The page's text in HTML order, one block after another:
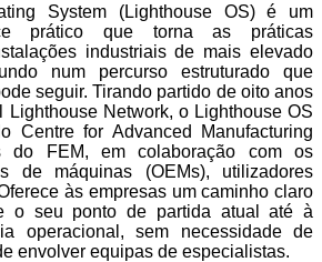
System (Lighthouse OS) é um
prático que torna as práticas
industriais de mais elevado
num percurso estruturado que
seguir. Tirando partido de oito anos
Lighthouse Network, o Lighthouse OS
Centre for Advanced Manufacturing
do FEM, em colaboração com os
de máquinas (OEMs), utilizadores
às empresas um caminho claro
o seu ponto de partida atual até à
operacional, sem necessidade de
envolver equipas de especialistas.